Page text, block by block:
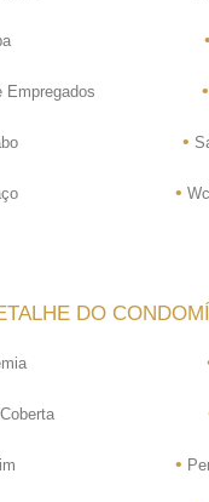
•
Empregados •
•
•
DO
•